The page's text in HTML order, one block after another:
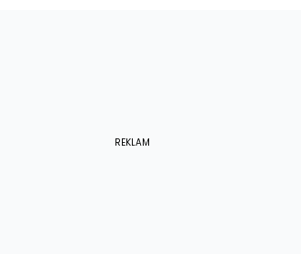
REKLAM